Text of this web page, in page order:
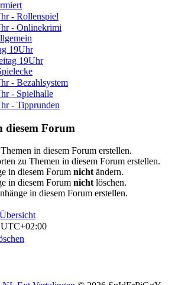
- Rollenspiel
- Onlinekrimi
19Uhr
19Uhr
- Bezahlsystem
- Spielhalle
- Tipprunden
diesem Forum
in diesem Forum erstellen.
zu Themen in diesem Forum erstellen.
in diesem Forum nichtändern.
in diesem Forum nichtlöschen.
in diesem Forum erstellen.
UTC+02:00